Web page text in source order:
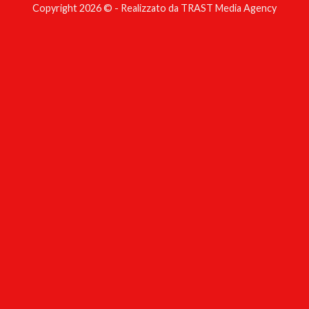
Copyright 2026 © - Realizzato da TRAST Media Agency